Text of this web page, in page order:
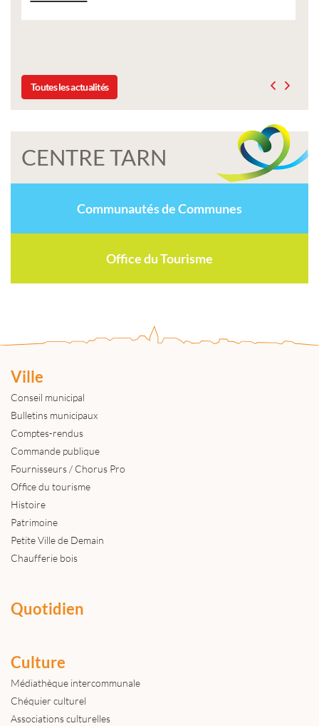
Toutes les actualités
CENTRE TARN
Communautés de Communes
Office du Tourisme
Ville
Conseil municipal
Bulletins municipaux
Comptes-rendus
Commande publique
Fournisseurs / Chorus Pro
Office du tourisme
Histoire
Patrimoine
Petite Ville de Demain
Chaufferie bois
Quotidien
Culture
Médiathèque intercommunale
Chéquier culturel
Associations culturelles